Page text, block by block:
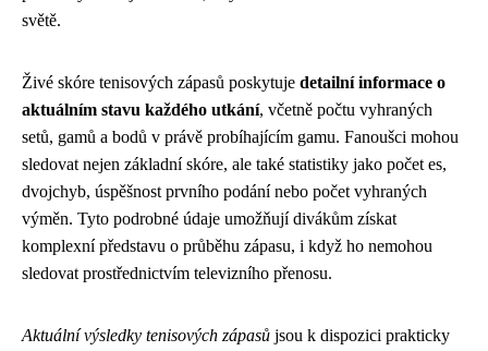
světě.
Živé skóre tenisových zápasů poskytuje detailní informace o
aktuálním stavu každého utkání, včetně počtu vyhraných
setů, gamů a bodů v právě probíhajícím gamu. Fanoušci mohou
sledovat nejen základní skóre, ale také statistiky jako počet es,
dvojchyb, úspěšnost prvního podání nebo počet vyhraných
výměn. Tyto podrobné údaje umožňují divákům získat
komplexní představu o průběhu zápasu, i když ho nemohou
sledovat prostřednictvím televizního přenosu.
Aktuální výsledky tenisových zápasů jsou k dispozici prakticky